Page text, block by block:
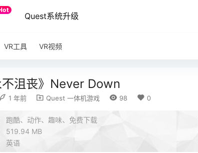
Quest系统升级
VR工具 VR视频
不沮丧》Never Down
1 年前 Quest 一体机游戏 98 0
跑酷、动作、趣味、免费下载
519.94 MB
英语